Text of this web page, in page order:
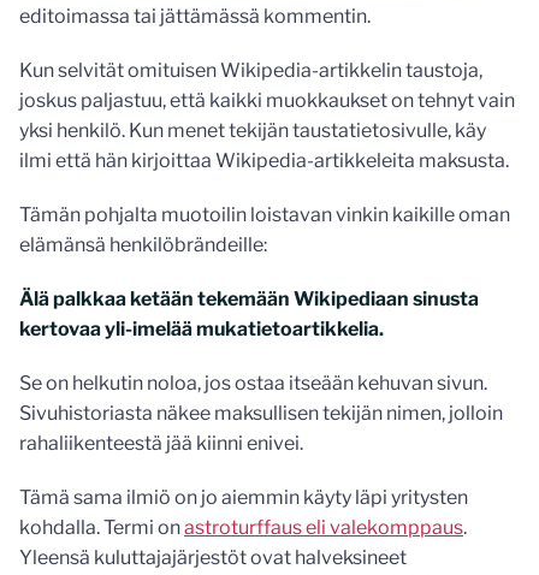
editoimassa tai jättämässä kommentin.
Kun selvität omituisen Wikipedia-artikkelin taustoja,
joskus paljastuu, että kaikki muokkaukset on tehnyt vain
yksi henkilö. Kun menet tekijän taustatietosivulle, käy
ilmi että hän kirjoittaa Wikipedia-artikkeleita maksusta.
Tämän pohjalta muotoilin loistavan vinkin kaikille oman
elämänsä henkilöbrändeille:
Älä palkkaa ketään tekemään Wikipediaan sinusta
kertovaa yli-imelää mukatietoartikkelia.
Se on helkutin noloa, jos ostaa itseään kehuvan sivun.
Sivuhistoriasta näkee maksullisen tekijän nimen, jolloin
rahaliikenteestä jää kiinni enivei.
Tämä sama ilmiö on jo aiemmin käyty läpi yritysten
kohdalla. Termi onastroturffaus eli valekomppaus.
Yleensä kuluttajajärjestöt ovat halveksineet